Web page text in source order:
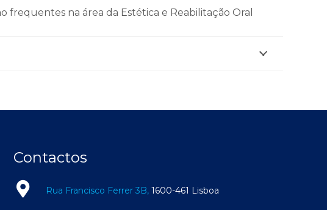
frequentes na área da Estética e Reabilitação Oral
Contactos
Rua Francisco Ferrer 3B,1600-461 Lisboa